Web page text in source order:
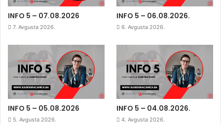
INFO 5 – 07.08.2026
7. Avgusta 2026.
INFO 5 – 06.08.2026.
6. Avgusta 2026.
INFO 5 – 05.08.2026
5. Avgusta 2026.
INFO 5 – 04.08.2026.
4. Avgusta 2026.